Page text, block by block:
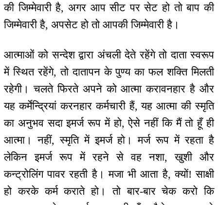
की जिम्मेवारी है, अगर आप सीट पर सेट हो तो बाप की
जिम्मेवारी है, अपसेट हो तो आपकी जिम्मेवारी है।
आत्माओं को सन्देश द्वारा अंचली देते रहेंगे तो दाता स्वरूप
में स्थित रहेंगे, तो दातापन के पुण्य का फल शक्ति मिलती
रहेगी। चलते फिरते अपने को आत्मा करावनहार है और
यह कर्मेन्द्रियां करनहार कर्मचारी हैं, यह आत्मा की स्मृति
का अनुभव सदा इमर्ज रूप में हो, ऐसे नहीं कि मैं तो हूँ ही
आत्मा। नहीं, स्मृति में इमर्ज हो। मर्ज रूप में रहता है
लेकिन इमर्ज रूप में रहने से वह नशा, खुशी और
कन्ट्रोलिंग पावर रहती है। मजा भी आता है, क्यों! साक्षी
हो करके कर्म कराते हो। तो बार-बार चेक करो कि